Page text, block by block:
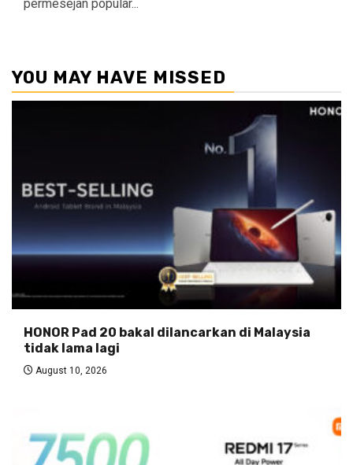
permesejan popular...
YOU MAY HAVE MISSED
HONOR Pad 20 bakal dilancarkan di Malaysia
tidak lama lagi
August 10, 2026